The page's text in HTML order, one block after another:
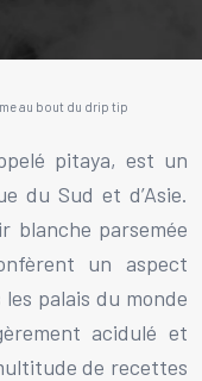
au bout du drip tip
pitaya, est un
du Sud et d’Asie.
blanche parsemée
un aspect
palais du monde
acidulé et
de recettes